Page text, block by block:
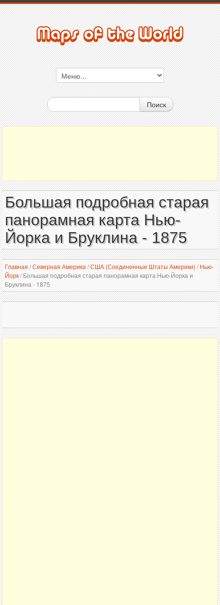
Поиск
Большая подробная старая
панорамная карта Нью-
Йорка и Бруклина - 1875
Главная /Северная Америка /США (Соединенные Штаты Америки) / Нью-
Йорк/Большая подробная старая панорамная карта Нью-Йорка и
Бруклина - 1875